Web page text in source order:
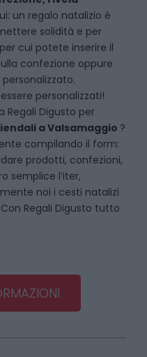
un regalo natalizio è
solidità e per
cui potete inserire il
confezione oppure
personalizzati!
Regali Digusto per
aValsamaggio ?
compilando il form:
prodotti, confezioni,
semplice l’iter,
noi i cesti natalizi
Regali Digusto tutto